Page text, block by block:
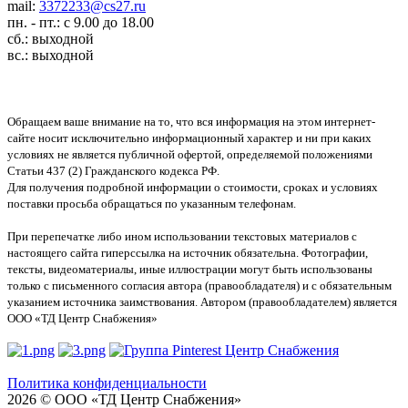
mail: 3372233@cs27.ru
пн. - пт.: с 9.00 до 18.00
сб.: выходной
вс.: выходной
Обращаем ваше внимание на то, что вся информация на этом интернет-
сайте носит исключительно информационный характер и ни при каких
условиях не является публичной офертой, определяемой положениями
Статьи 437 (2) Гражданского кодекса РФ.
Для получения подробной информации о стоимости, сроках и условиях
поставки просьба обращаться по указанным телефонам.
При перепечатке либо ином использовании текстовых материалов с
настоящего сайта гиперссылка на источник обязательна. Фотографии,
тексты, видеоматериалы, иные иллюстрации могут быть использованы
только с письменного согласия автора (правообладателя) и с обязательным
указанием источника заимствования. Автором (правообладателем) является
ООО «ТД Центр Снабжения»
Политика конфиденциальности
2026 © ООО «ТД Центр Снабжения»